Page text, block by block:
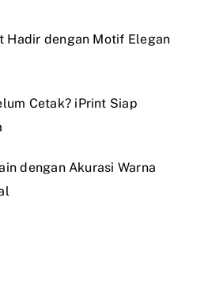
Hadir dengan Motif Elegan
Cetak? iPrint Siap
dengan Akurasi Warna